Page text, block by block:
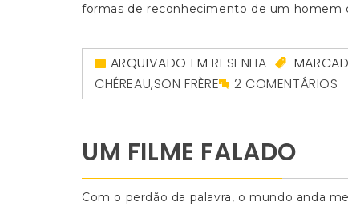
formas de reconhecimento de um homem
ARQUIVADO EMRESENHA
CHÉREAU,SON FRÈRE 2 COMENTÁRIOS
UM FILME FALADO
Com o perdão da palavra, o mundo anda